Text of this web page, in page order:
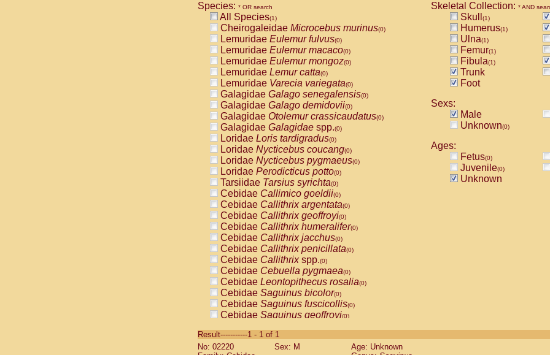
Species: * OR search
All Species(1)
Cheirogaleidae Microcebus murinus(0)
Lemuridae Eulemur fulvus(0)
Lemuridae Eulemur macaco(0)
Lemuridae Eulemur mongoz(0)
Lemuridae Lemur catta(0)
Lemuridae Varecia variegata(0)
Galagidae Galago senegalensis(0)
Galagidae Galago demidovii(0)
Galagidae Otolemur crassicaudatus(0)
Galagidae Galagidae spp.(0)
Loridae Loris tardigradus(0)
Loridae Nycticebus coucang(0)
Loridae Nycticebus pygmaeus(0)
Loridae Perodicticus potto(0)
Tarsiidae Tarsius syrichta(0)
Cebidae Callimico goeldii(0)
Cebidae Callithrix argentata(0)
Cebidae Callithrix geoffroyi(0)
Cebidae Callithrix humeralifer(0)
Cebidae Callithrix jacchus(0)
Cebidae Callithrix penicillata(0)
Cebidae Callithrixspp.(0)
Cebidae Cebuella pygmaea(0)
Cebidae Leontopithecus rosalia(0)
Cebidae Saguinus bicolor(0)
Cebidae Saguinus fuscicollis(0)
Cebidae Saguinus geoffroyi(0)
CebidaeSaguinus labiatus(0)
Cebidae Saguinus leucopus (0)
Skeletal Collection: * AND
Skull (1)
Humerus(1)
Ulna(1)
Femur(1)
Fibula(1)
Trunk
Foot
Sexs:
Male
Unknown(0)
Ages:
Fetus(0)
Juvenile(0)
Unknown
Result-----------1 - 1 of 1
No: 02220
Sex: M
Age: Unknown